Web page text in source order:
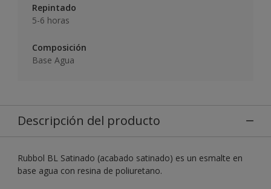
Repintado
5-6 horas
Composición
Base Agua
Descripción del producto
Rubbol BL Satinado (acabado satinado) es un esmalte en
base agua con resina de poliuretano.